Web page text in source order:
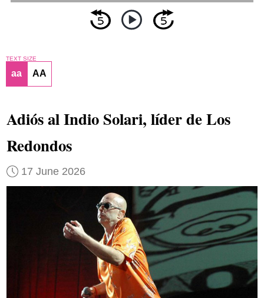
TEXT SIZE
aa AA
Adiós al Indio Solari, líder de Los
Redondos
17 June 2026